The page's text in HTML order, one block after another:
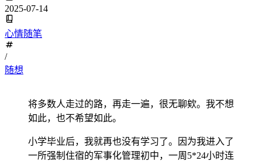
2025-07-14
心情随笔
/
随想
将多数人走过的路，再走一遍，很无聊欸。我不想
如此，也不希望如此。
小学毕业后，我就再也没有学习了。因为我进入了
一所强制住宿的军事化管理初中，一周5*24小时连